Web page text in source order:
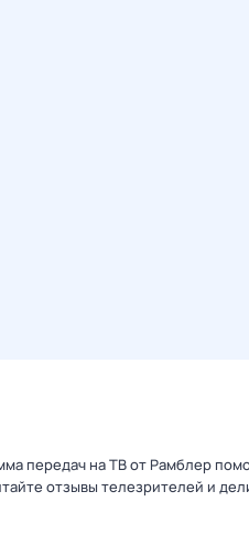
передач на ТВ от Рамблер
отзывы телезрителей и